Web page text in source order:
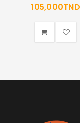
105,000TND